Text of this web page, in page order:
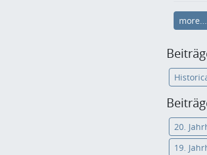
more...
20.
19.